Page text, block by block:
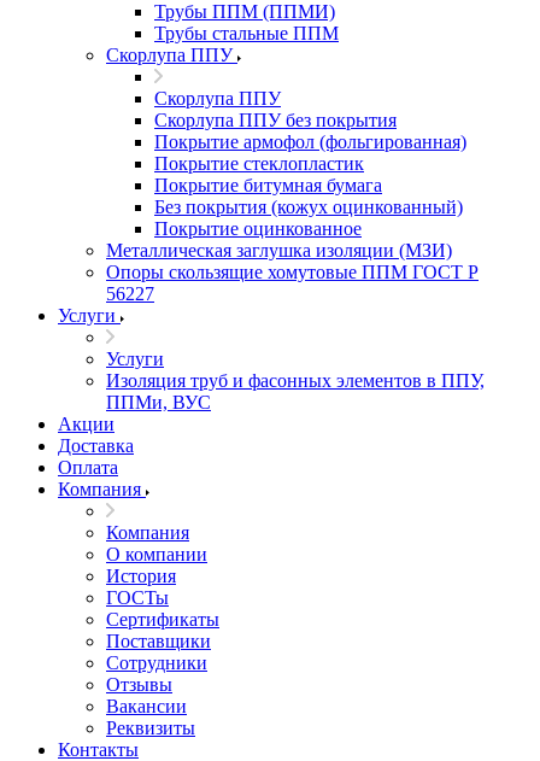
Трубы ППМ (ППМИ)
Трубы стальные ППМ
Скорлупа ППУ
Скорлупа ППУ
Скорлупа ППУ без покрытия
Покрытие армофол (фольгированная)
Покрытие стеклопластик
Покрытие битумная бумага
Без покрытия (кожух оцинкованный)
Покрытие оцинкованное
Металлическая заглушка изоляции (МЗИ)
Опоры скользящие хомутовые ППМ ГОСТ Р
56227
Услуги
Услуги
Изоляция труб и фасонных элементов в ППУ,
ППМи, ВУС
Акции
Доставка
Оплата
Компания
Компания
О компании
История
ГОСТы
Сертификаты
Поставщики
Сотрудники
Отзывы
Вакансии
Реквизиты
Контакты